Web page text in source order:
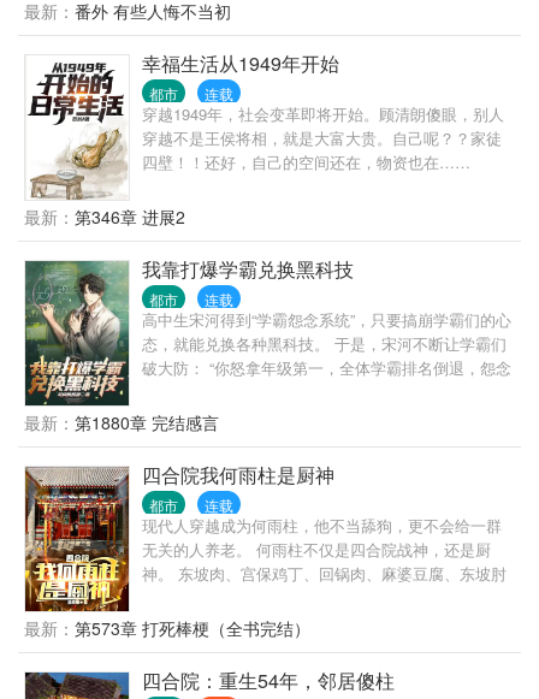
最新： 番外 有些人悔不当初
幸福生活从1949年开始
都市 连载
穿越1949年，社会变革即将开始。顾清朗傻眼，别人
穿越不是王侯将相，就是大富大贵。自己呢？？家徒
四壁！！还好，自己的空间还在，物资也在……
最新： 第346章 进展2
我靠打爆学霸兑换黑科技
都市 连载
高中生宋河得到“学霸怨念系统”，只要搞崩学霸们的心
态，就能兑换各种黑科技。 于是，宋河不断让学霸们
破大防： “你怒拿年级第一，全体学霸排名倒退，怨念
你的老师，怨念值＋1000！” “全班第二丁阳泽得知他
暗恋的女神是你的舔狗，心态爆炸，怨念值＋800！”
“你宣布对不友好国家进行技术封锁，怨念值＋4亿！”
“你积累的怨念值突破十万点，获得技能过目不忘！”
“你积累的怨念值突破百万点，获得延寿基因技术！”
“你积累的怨念值突破千万点，获得星际飞船样本！”
宋河难绷，你们学霸这么容易破防的？再这么下去，
我可真要无敌了……
最新： 第1880章 完结感言
四合院我何雨柱是厨神
都市 连载
现代人穿越成为何雨柱，他不当舔狗，更不会给一群
无关的人养老。 何雨柱不仅是四合院战神，还是厨
神。 东坡肉、宫保鸡丁、回锅肉、麻婆豆腐、东坡肘
最新： 第573章 打死棒梗（全书完结）
四合院：重生54年，邻居傻柱